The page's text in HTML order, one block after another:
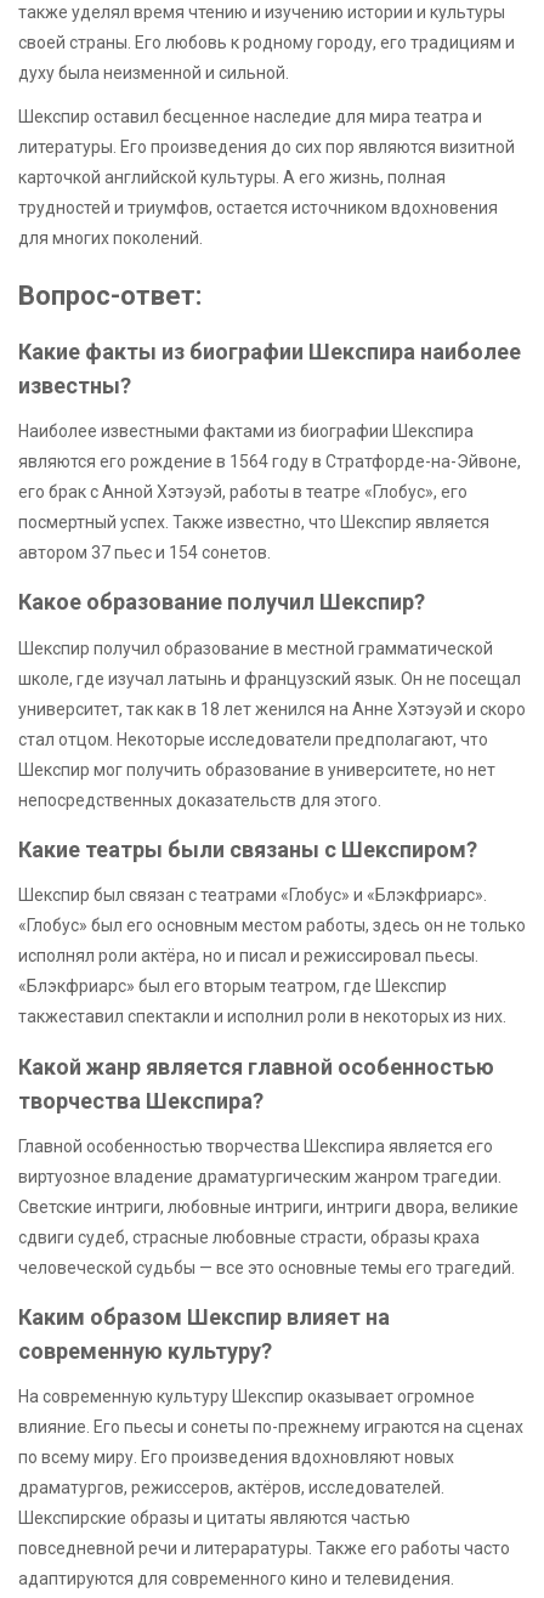
также уделял время чтению и изучению истории и культуры
своей страны. Его любовь к родному городу, его традициям и
духу была неизменной и сильной.
Шекспир оставил бесценное наследие для мира театра и
литературы. Его произведения до сих пор являются визитной
карточкой английской культуры. А его жизнь, полная
трудностей и триумфов, остается источником вдохновения
для многих поколений.
Вопрос-ответ:
Какие факты из биографии Шекспира наиболее
известны?
Наиболее известными фактами из биографии Шекспира
являются его рождение в 1564 году в Стратфорде-на-Эйвоне,
его брак с Анной Хэтэуэй, работы в театре «Глобус», его
посмертный успех. Также известно, что Шекспир является
автором 37 пьес и 154 сонетов.
Какое образование получил Шекспир?
Шекспир получил образование в местной грамматической
школе, где изучал латынь и французский язык. Он не посещал
университет, так как в 18 лет женился на Анне Хэтэуэй и скоро
стал отцом. Некоторые исследователи предполагают, что
Шекспир мог получить образование в университете, но нет
непосредственных доказательств для этого.
Какие театры были связаны с Шекспиром?
Шекспир был связан с театрами «Глобус» и «Блэкфриарс».
«Глобус» был его основным местом работы, здесь он не только
исполнял роли актёра, но и писал и режиссировал пьесы.
«Блэкфриарс» был его вторым театром, где Шекспир
такжеставил спектакли и исполнил роли в некоторых из них.
Какой жанр является главной особенностью
творчества Шекспира?
Главной особенностью творчества Шекспира является его
виртуозное владение драматургическим жанром трагедии.
Светские интриги, любовные интриги, интриги двора, великие
сдвиги судеб, страсные любовные страсти, образы краха
человеческой судьбы — все это основные темы его трагедий.
Каким образом Шекспир влияет на
современную культуру?
На современную культуру Шекспир оказывает огромное
влияние. Его пьесы и сонеты по-прежнему играются на сценах
по всему миру. Его произведения вдохновляют новых
драматургов, режиссеров, актёров, исследователей.
Шекспирские образы и цитаты являются частью
повседневной речи и литераратуры. Также его работы часто
адаптируются для современного кино и телевидения.